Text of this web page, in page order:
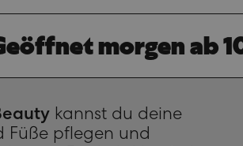
ab 10:00
kannst du deine
Füße pflegen und